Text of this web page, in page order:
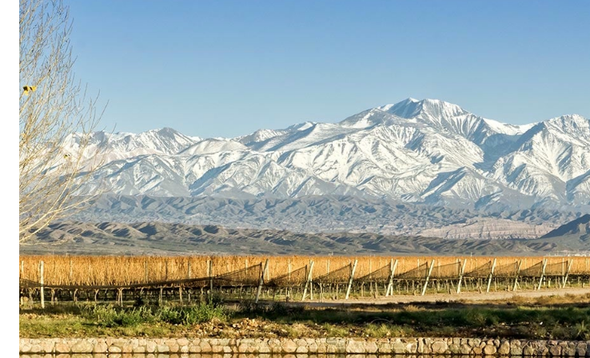
livello del mare. Più alti sono gli appezzamenti, maggiore è la differenza di
temperatura tra il giorno e la notte. A 3111 metri sul livello del mare, dove si
trova il vigneto più alto del mondo, la Tenuta Altura Maxima, l’escursione
termica può raggiungere i 20 gradi centigradi. Insieme alla forte luce solare,
queste sono le condizioni ideali per lo sviluppo uniforme delle uve, che
producono vini altamente concentrati ed equilibrati. Anche a questa altitudine
estrema per l’Argentina si possono coltivare Sauvignon Blanc, Pinot Nero e
Malbec. Le uve di Malbec sono le ultime dell’intero vigneto a raggiungere la
maturazione desiderata e vengono quindi raccolte in aprile. La parcella Altura
Maxima del vigneto, di difficile accesso, rappresenta una vera e propria sfida
logistica.
Viticoltura d’influenza francese e vicina alla natura
I terreni sono sabbiosi, composti da argilla, ghiaia e grandi pietre, e sono ottimi
serbatoi di calore. Di notte restituiscono alle viti il calore accumulato durante il
giorno. La raccolta delle uve avviene esclusivamente a mano. Le viti vengono